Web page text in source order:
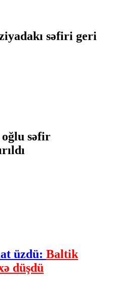
səfiri geri
səfir
üzdü: Baltik
düşdü